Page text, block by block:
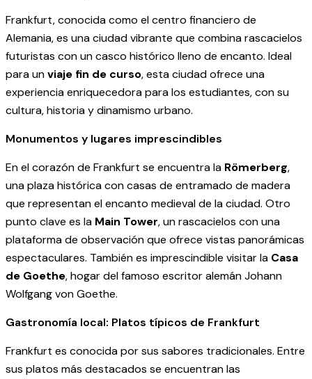
Frankfurt, conocida como el centro financiero de
Alemania, es una ciudad vibrante que combina rascacielos
futuristas con un casco histórico lleno de encanto. Ideal
para unviaje fin de curso, esta ciudad ofrece una
experiencia enriquecedora para los estudiantes, con su
cultura, historia y dinamismo urbano.
Monumentos y lugares imprescindibles
En el corazón de Frankfurt se encuentra la Römerberg,
una plaza histórica con casas de entramado de madera
que representan el encanto medieval de la ciudad. Otro
punto clave es la Main Tower, un rascacielos con una
plataforma de observación que ofrece vistas panorámicas
espectaculares. También es imprescindible visitar la Casa
de Goethe, hogar del famoso escritor alemán Johann
Wolfgang von Goethe.
Gastronomía local: Platos típicos de Frankfurt
Frankfurt es conocida por sus sabores tradicionales. Entre
sus platos más destacados se encuentran las